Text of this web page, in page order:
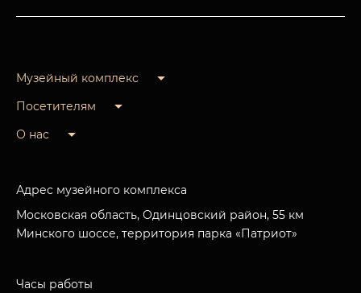
Музейный комплекс
Посетителям
О нас
Адрес музейного комплекса
Московская область, Одинцовский район, 55 км
Минского шоссе, территория парка «Патриот»
Часы работы